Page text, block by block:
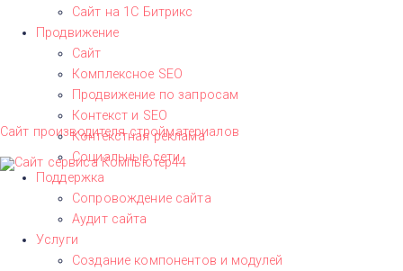
Сайт на 1С Битрикс
Продвижение
Сайт
Комплексное SEO
Продвижение по запросам
Контекст и SEO
Контекстная реклама
Социальные сети
Поддержка
Сопровождение сайта
Аудит сайта
Услуги
Создание компонентов и модулей
Сайт производителя стройматериалов